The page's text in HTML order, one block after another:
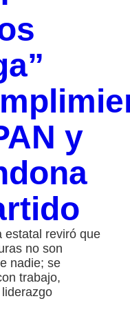
y
estatal reviró que
no son
nadie; se
trabajo,